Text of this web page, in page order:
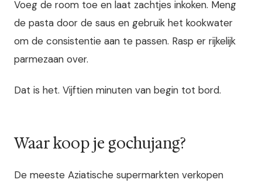
Voeg de room toe en laat zachtjes inkoken. Meng
de pasta door de saus en gebruik het kookwater
om de consistentie aan te passen. Rasp er rijkelijk
parmezaan over.
Dat is het. Vijftien minuten van begin tot bord.
Waar koop je gochujang?
De meeste Aziatische supermarkten verkopen